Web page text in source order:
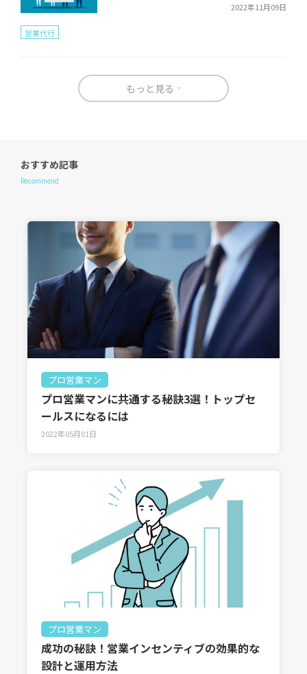
2022年11月09日
営業代行
もっと見る
おすすめ記事
Recommend
プロ営業マン
プロ営業マンに共通する秘訣3選！トップセ
ールスになるには
2022年05月01日
プロ営業マン
成功の秘訣！営業インセンティブの効果的な
設計と運用方法